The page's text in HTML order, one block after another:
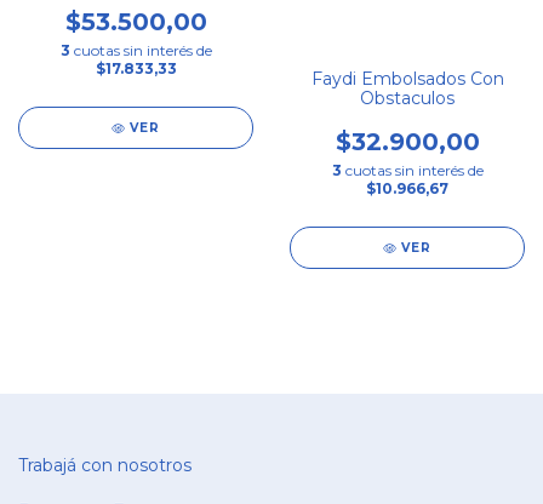
$53.500,00
3 cuotas sin interés de
$17.833,33
VER
Faydi Embolsados Con
Obstaculos
$32.900,00
3 cuotas sin interés de
$10.966,67
VER
Trabajá con nosotros